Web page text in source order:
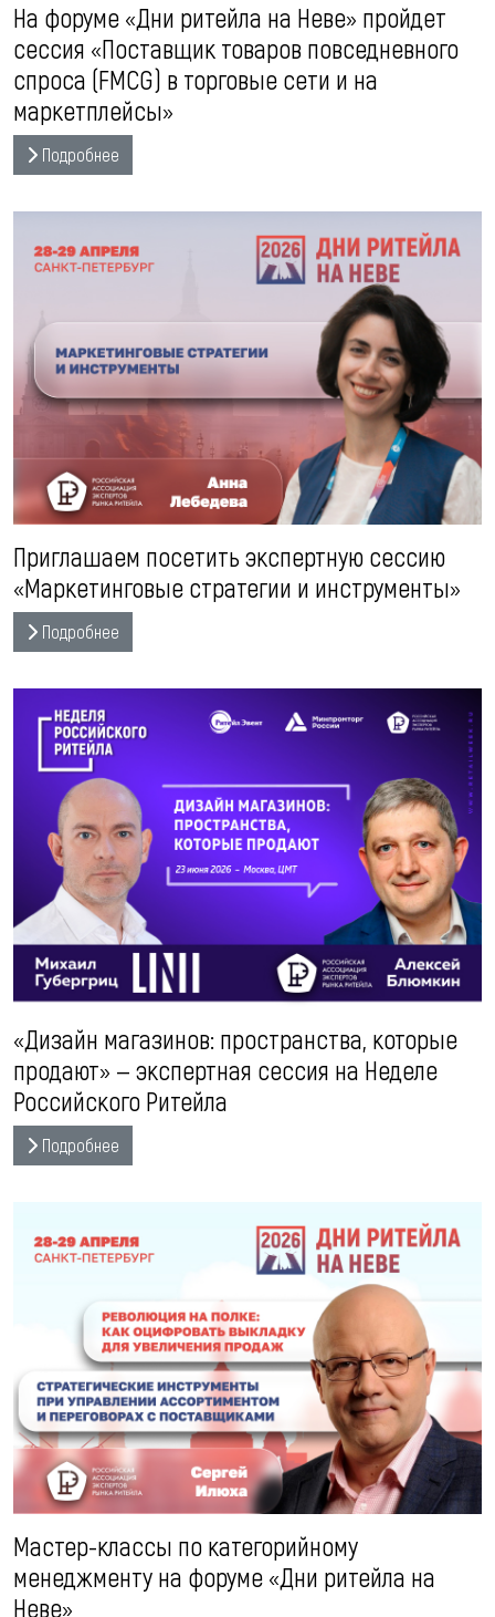
На форуме «Дни ритейла на Неве» пройдет
сессия «Поставщик товаров повседневного
спроса (FMCG) в торговые сети и на
маркетплейсы»
Подробнее
Приглашаем посетить экспертную сессию
«Маркетинговые стратегии и инструменты»
Подробнее
«Дизайн магазинов: пространства, которые
продают» — экспертная сессия на Неделе
Российского Ритейла
Подробнее
Мастер-классы по категорийному
менеджменту на форуме «Дни ритейла на
Неве»